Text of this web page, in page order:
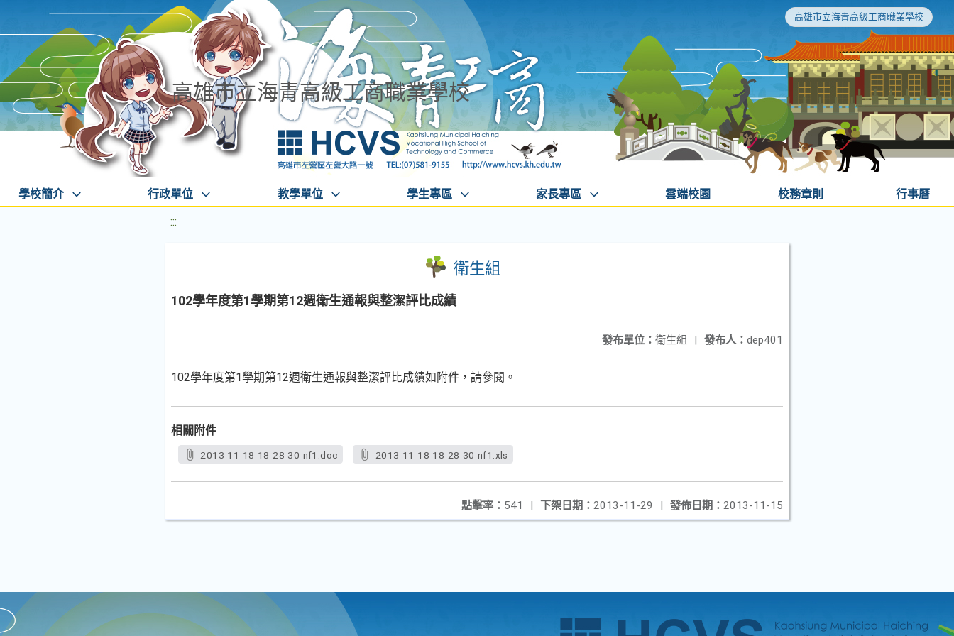
高雄市立海青高級工商職業學校
高雄市立海青高級工商職業學校
學校簡介 行政單位 教學單位 學生專區 家長專區 雲端校園 校務章則 行事曆
:::
衛生組
102學年度第1學期第12週衛生通報與整潔評比成績
發布人： dep401
發布單位： 衛生組 |
102學年度第1學期第12週衛生通報與整潔評比成績如附件，請參閱。
相關附件
2013-11-18-18-28-30-nf1.doc 2013-11-18-18-28-30-nf1.xls
發佈日期： 2013-11-15
下架日期： 2013-11-29 |
點擊率： 541 |